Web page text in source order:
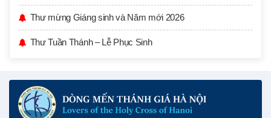
Thư mừng Giáng sinh và Năm mới 2026
Thư Tuần Thánh – Lễ Phục Sinh